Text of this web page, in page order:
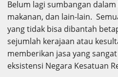
Belum lagi sumbangan
makanan, dan lain-lain.
yang tidak bisa dibantah
sejumlah kerajaan atau
memberikan jasa yang
eksistensi Negara Kesatuan